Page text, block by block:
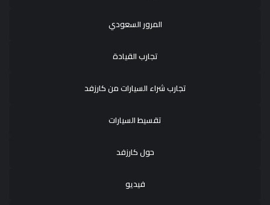
المرور السعودي
تجارب القيادة
تجارب شراء السيارات من كارزفد
تقسيط السيارات
حول كارزفد
فيديو